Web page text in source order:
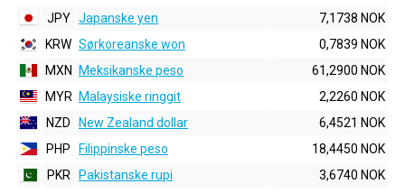
JPY Japanske yen
7,1738 NOK
KRW Sørkoreanske won
0,7839 NOK
MXN
Meksikanske peso
61,2900 NOK
MYR
Malaysiske ringgit
2,2260 NOK
NZD
New Zealand dollar
6,4521 NOK
PHP
Filippinske peso
18,4450 NOK
PKR
Pakistanske rupi
3,6740 NOK